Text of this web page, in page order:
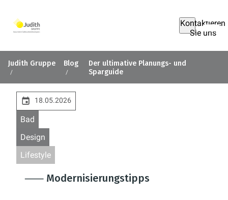
Kontaktieren
Sie uns
Judith Gruppe Blog
Der ultimative Planungs- und
Sparguide
18.05.2026
Bad
Design
Lifestyle
⸺ Modernisierungstipps